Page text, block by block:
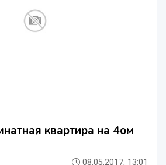
квартира на 4ом
08.05.2017, 13:01